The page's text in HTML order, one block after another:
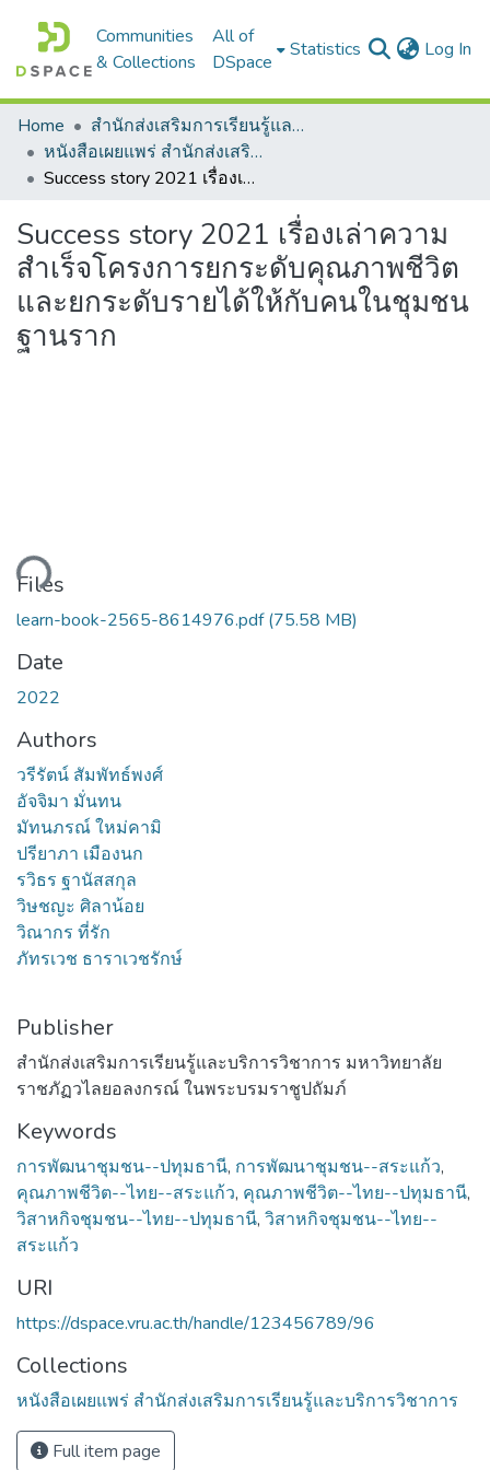
Communities
& Collections
All of
DSpace
Statistics Log In
Home
สำนักส่งเสริมการเรียนรู้และบริการวิชาการ
หนังสือเผยแพร่ สำนักส่งเสริมการเรียนรู้และบริการวิชาการ
Success story 2021 เรื่องเล่าความสำเร็จโครงการยกระดับคุณภาพชีวิตและยกระดับรายได้ให้กับคนในชุมชนฐานราก
Success story 2021 เรื่องเล่าความ
สำเร็จโครงการยกระดับคุณภาพชีวิต
และยกระดับรายได้ให้กับคนในชุมชน
ฐานราก
Files
learn-book-2565-8614976.pdf(75.58 MB)
Date
2022
Authors
วรีรัตน์ สัมพัทธ์พงศ์
อัจจิมา มั่นทน
มัทนภรณ์ ใหม่คามิ
ปรียาภา เมืองนก
รวิธร ฐานัสสกุล
วิษชญะ ศิลาน้อย
วิณากร ที่รัก
ภัทรเวช ธาราเวชรักษ์
Publisher
สำนักส่งเสริมการเรียนรู้และบริการวิชาการ มหาวิทยาลัย
ราชภัฏวไลยอลงกรณ์ ในพระบรมราชูปถัมภ์
Keywords
การพัฒนาชุมชน--ปทุมธานี, การพัฒนาชุมชน--สระแก้ว,
คุณภาพชีวิต--ไทย--สระแก้ว, คุณภาพชีวิต--ไทย--ปทุมธานี,
วิสาหกิจชุมชน--ไทย--ปทุมธานี, วิสาหกิจชุมชน--ไทย--
สระแก้ว
URI
https://dspace.vru.ac.th/handle/123456789/96
Collections
หนังสือเผยแพร่ สำนักส่งเสริมการเรียนรู้และบริการวิชาการ
Full item page